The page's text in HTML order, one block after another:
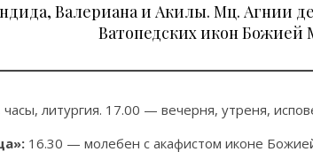
Валериана и Акилы. Мц. Агнии
Ватопедских икон Божией
литургия. 17.00 — вечерня, утреня,
16.30 — молебен с акафистом иконе